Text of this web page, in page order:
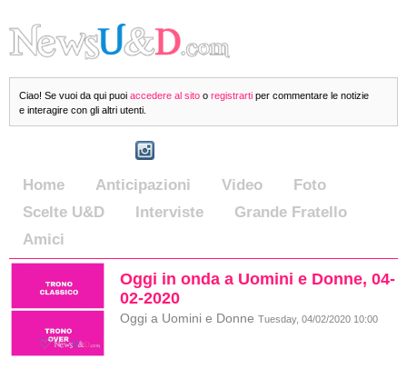
Ciao! Se vuoi da qui puoi accedere al sito o registrarti per commentare le notizie
e interagire con gli altri utenti.
Home Anticipazioni Video
Foto
Scelte U&D
Interviste
Grande Fratello
Amici
Oggi in onda a Uomini e Donne, 04-
02-2020
Oggi a Uomini e Donne Tuesday, 04/02/2020 10:00